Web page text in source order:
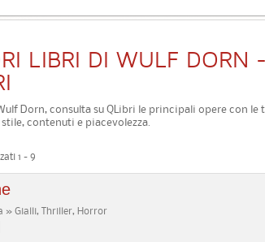
LIBRI DI WULF DORN
Dorn, consulta su QLibri le principali opere con le
contenuti e piacevolezza.
1 - 9
» Gialli, Thriller, Horror